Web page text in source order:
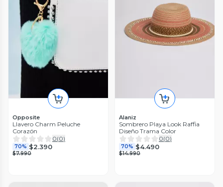
Opposite
Llavero Charm Peluche
Corazón
0(0)
70% $2.390
$7.990
Alaniz
Sombrero Playa Look Raffia
Diseño Trama Color
0(0)
70% $4.490
$14.990